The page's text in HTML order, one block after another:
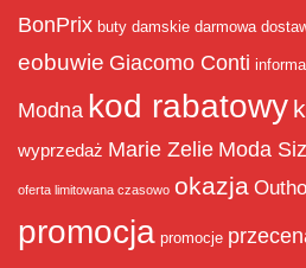
BonPrix buty damskie darmowa
eobuwie Giacomo Conti
Modna kod rabatowy
wyprzedaż Marie Zelie Moda
oferta limitowana czasowo okazja
promocja promocje